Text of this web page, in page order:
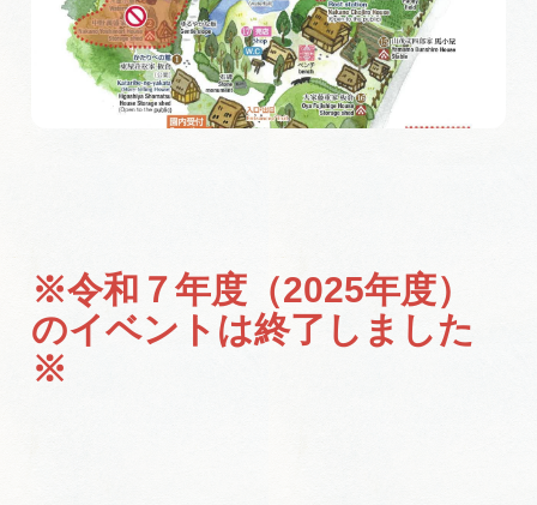
体験予約サイト「ＶＩＳＩＴ岐阜県」
岐阜県アウトドア観光キャンペーン
旅行会社・観光事業者の皆様へ
※令和７年度（2025年度）
のイベントは終了しました
※